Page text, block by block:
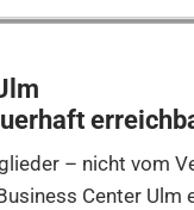
– nicht vom
Center Ulm